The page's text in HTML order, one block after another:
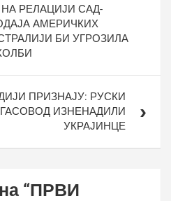
РЕЛАЦИЈИ САД-
АМЕРИЧКИХ
БИ УГРОЗИЛА
ПРИЗНАЈУ: РУСКИ
ИЗНЕНАДИЛИ
УКРАЈИНЦЕ
“ПРВИ